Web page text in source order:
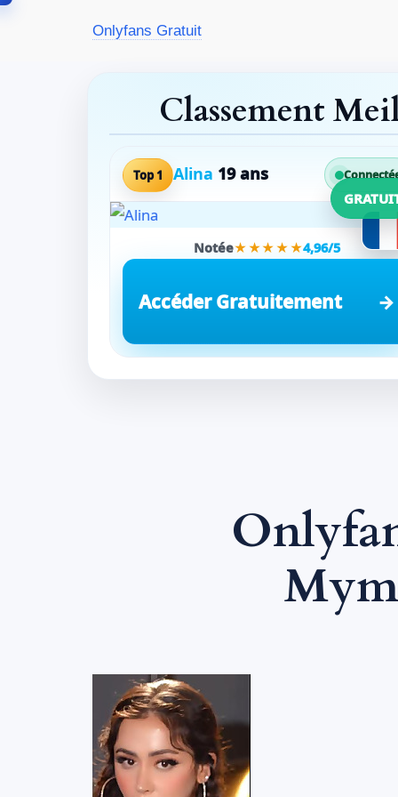
Onlyfans Gratuit
Classement
Top 1 Alina 19 ans
Notée★★★★★4,96/5
Accéder Gratuitement